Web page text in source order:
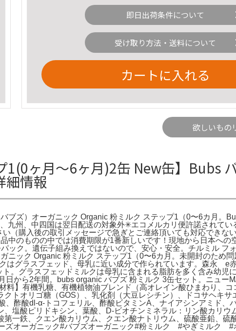
即日出荷条件について
受け取り方法・送料について
カートに入れる
欲しいもの
1(0ヶ月〜6ヶ月)2缶 New缶】Bubs
細情報
ズ）オーガニック Organic 粉ミルク ステップ1（0〜6カ月。
州、中四国は翌日配送の対象外✳︎エコメルカリ便許諾されてい
購入後の取引メッセージで急ぎとご連絡頂いても対応できな
のものの中では消費期限が1番新しいです！現地から日本への
ク。遺伝子組み換えではないので、安心・安全。チルミル フ
ック Organic 粉ミルク ステップ1（0〜6カ月。未開封のため問
はグラスフェッド、母乳に近い成分で作られています。森永
。グラスフェッドミルクは母乳に含まれる脂肪を多く含み幼児
から2年間。bubs organic バブズ 粉ミルク 3缶セット。ニュー
】有機乳糖、有機植物油ブレンド（高オレイン酸ひまわり、コ
トオリゴ糖（GOS）、乳化剤（大豆レシチン）、ドコサヘキサ
酢酸dl-α-トコフェリル、酢酸ビタミンA、ナイアシンアミド、
塩酸ピリドキシン、葉酸、D-ビオチンミネラル：リン酸カリウ
一鉄、クエン酸カリウム、クエン酸ナトリウム、硫酸亜鉛、硫
オーガニック#バブズオーガニック#粉ミルク #やぎミルク #